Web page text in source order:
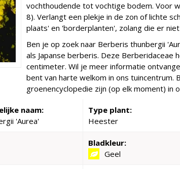
vochthoudende tot vochtige bodem. Voor
8). Verlangt een plekje in de zon of lichte
plaats' en 'borderplanten', zolang die er
Ben je op zoek naar Berberis thunbergii
als Japanse berberis. Deze
centimeter. Wil je meer informatie
bent van harte welkom in ons tuincentrum.
groenencyclopedie zijn (op elk moment) in
naam:
'Aurea'
Type plant:
Heester
Bladkleur:
Geel